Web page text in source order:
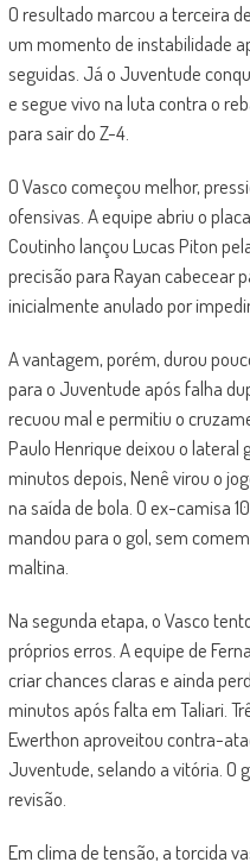
O resultado marcou a terceira
um momento de instabilidade
seguidas. Já o Juventude
e segue vivo na luta contra o
para sair do Z-4.
O Vasco começou melhor,
ofensivas. A equipe abriu o
Coutinho lançou Lucas Piton
precisão para Rayan cabecear
inicialmente anulado por
A vantagem, porém, durou
para o Juventude após falha
recuou mal e permitiu o
Paulo Henrique deixou o lateral
minutos depois, Nenê virou o
na saída de bola. O ex-camisa
mandou para o gol, sem
maltina.
Na segunda etapa, o Vasco
próprios erros. A equipe de
criar chances claras e ainda
minutos após falta em Taliari.
Ewerthon aproveitou contra-
Juventude, selando a vitória. O
revisão.
Em clima de tensão, a torcida